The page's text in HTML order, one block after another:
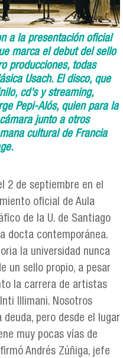
a la presentación oficial
marca el debut del sello
producciones, todas
Usach. El disco, que
cd’s y streaming,
Pepi-Alós, quien para la
junto a otros
cultural de Francia
2 de septiembre en el
oficial de Aula
de la U. de Santiago
docta contemporánea.
la universidad nunca
un sello propio, a pesar
la carrera de artistas
Illimani. Nosotros
pero desde el lugar
muy pocas vías de
Andrés Zúñiga, jefe